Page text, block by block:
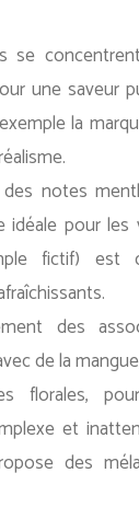
se
une saveur
la
des notes
idéale pour les
fictif) est
des
de la
florales,
et
des